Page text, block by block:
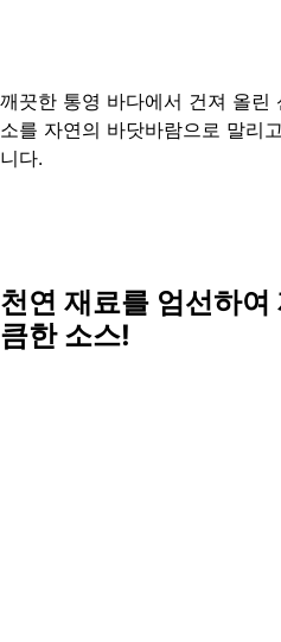
깨끗한 통영 바다에서 건져 올린
소를 자연의 바닷바람으로 말리
니다.
천연 재료를 엄선하
큼한 소스!